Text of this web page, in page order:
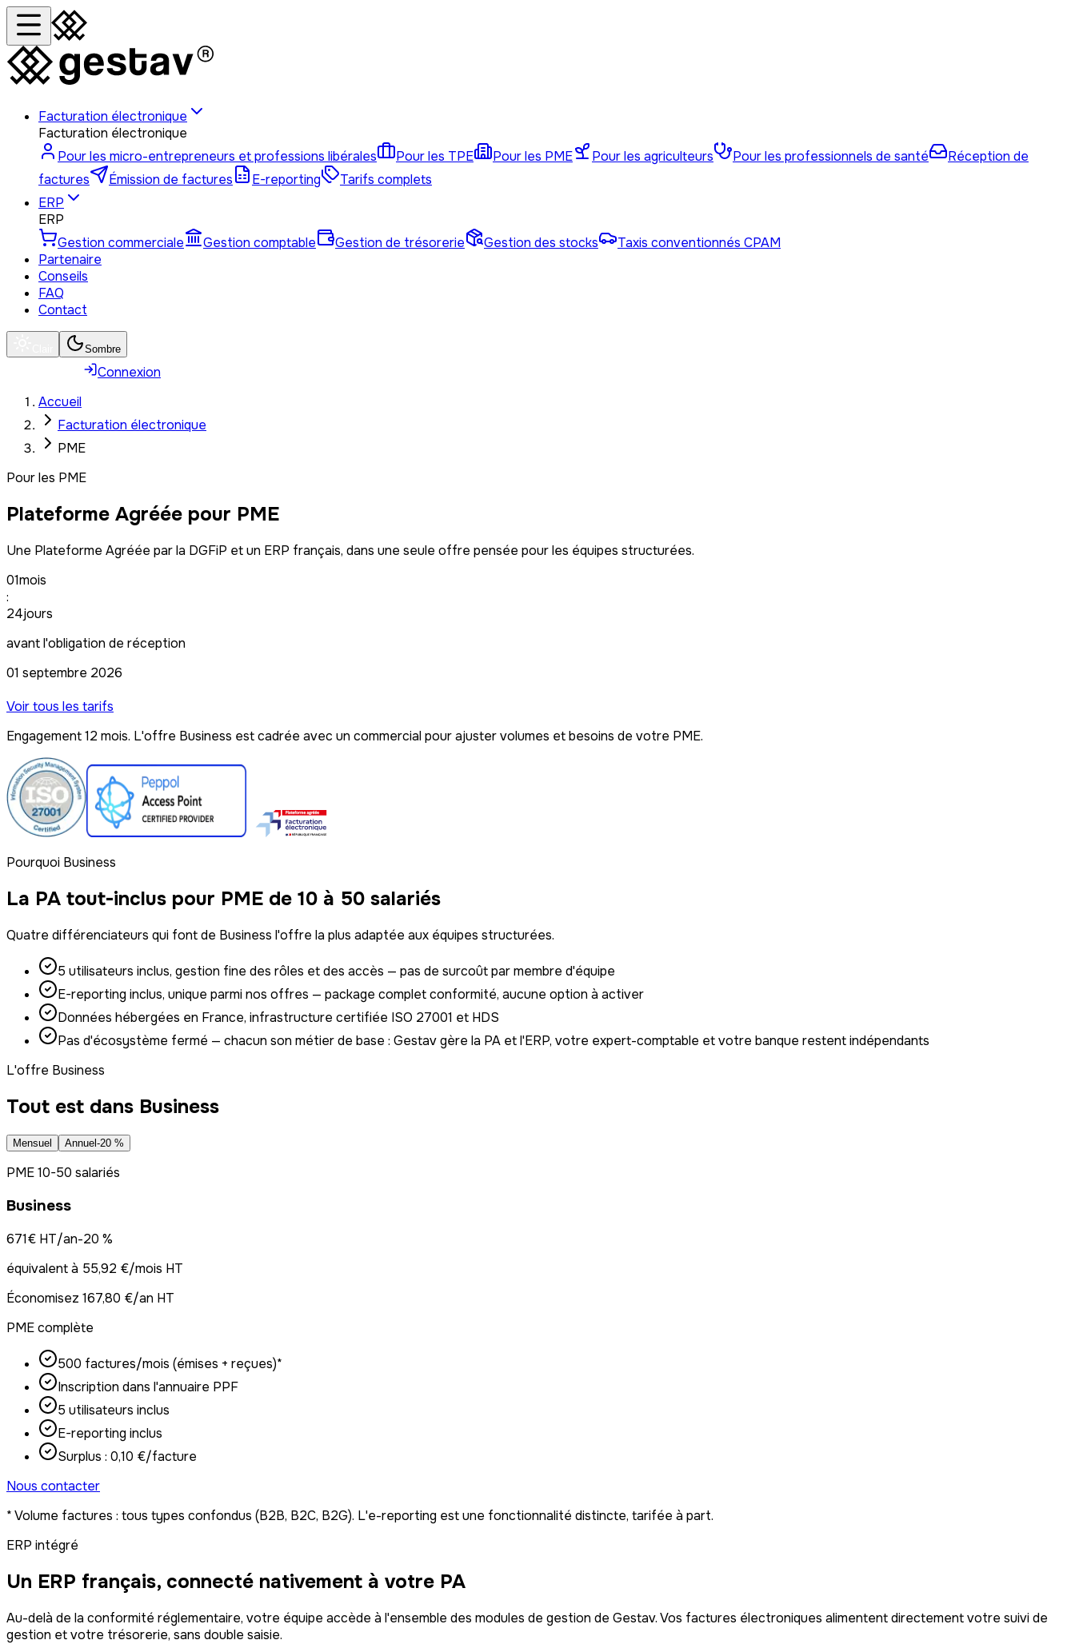
Facturation électronique
Facturation électronique
Pour les micro-entrepreneurs et professions libérales
Pour les TPE Pour les PME Pour les agriculteurs Pour les professionnels de santé
Réception de
factures
Émission de factures E-reporting
Tarifs complets
ERP
ERP
Gestion commerciale
Gestion comptable Gestion de trésorerie Gestion des stocks
Taxis conventionnés CPAM
Partenaire
Conseils
FAQ
Contact
Sombre
Connexion
Accueil
Facturation électronique
PME
Pour les PME
Plateforme Agréée pour PME
Une Plateforme Agréée par la DGFiP et un ERP français, dans une seule offre pensée pour les équipes structurées.
01mois
:
24jours
avant l'obligation de réception
01 septembre 2026
Voir tous les tarifs
Engagement 12 mois. L'offre Business est cadrée avec un commercial pour ajuster volumes et besoins de votre PME.
Pourquoi Business
La PA tout-inclus pour PME de 10 à 50 salariés
Quatre différenciateurs qui font de Business l'offre la plus adaptée aux équipes structurées.
5 utilisateurs inclus, gestion fine des rôles et des accès — pas de surcoût par membre d'équipe
E-reporting inclus, unique parmi nos offres — package complet conformité, aucune option à activer
Données hébergées en France, infrastructure certifiée ISO 27001 et HDS
Pas d'écosystème fermé — chacun son métier de base : Gestav gère la PA et l'ERP, votre expert-comptable et votre banque restent indépendants
L'offre Business
Tout est dans Business
Mensuel Annuel -20 %
PME 10-50 salariés
Business
671€ HT/an-20 %
équivalent à 55,92 €/mois HT
Économisez 167,80 €/an HT
PME complète
500 factures/mois (émises + reçues)*
Inscription dans l'annuaire PPF
5 utilisateurs inclus
E-reporting inclus
Surplus : 0,10 €/facture
Nous contacter
* Volume factures : tous types confondus (B2B, B2C, B2G). L'e-reporting est une fonctionnalité distincte, tarifée à part.
ERP intégré
Un ERP français, connecté nativement à votre PA
Au-delà de la conformité réglementaire, votre équipe accède à l'ensemble des modules de gestion de Gestav. Vos factures électroniques alimentent directement votre suivi de
gestion et votre trésorerie, sans double saisie.